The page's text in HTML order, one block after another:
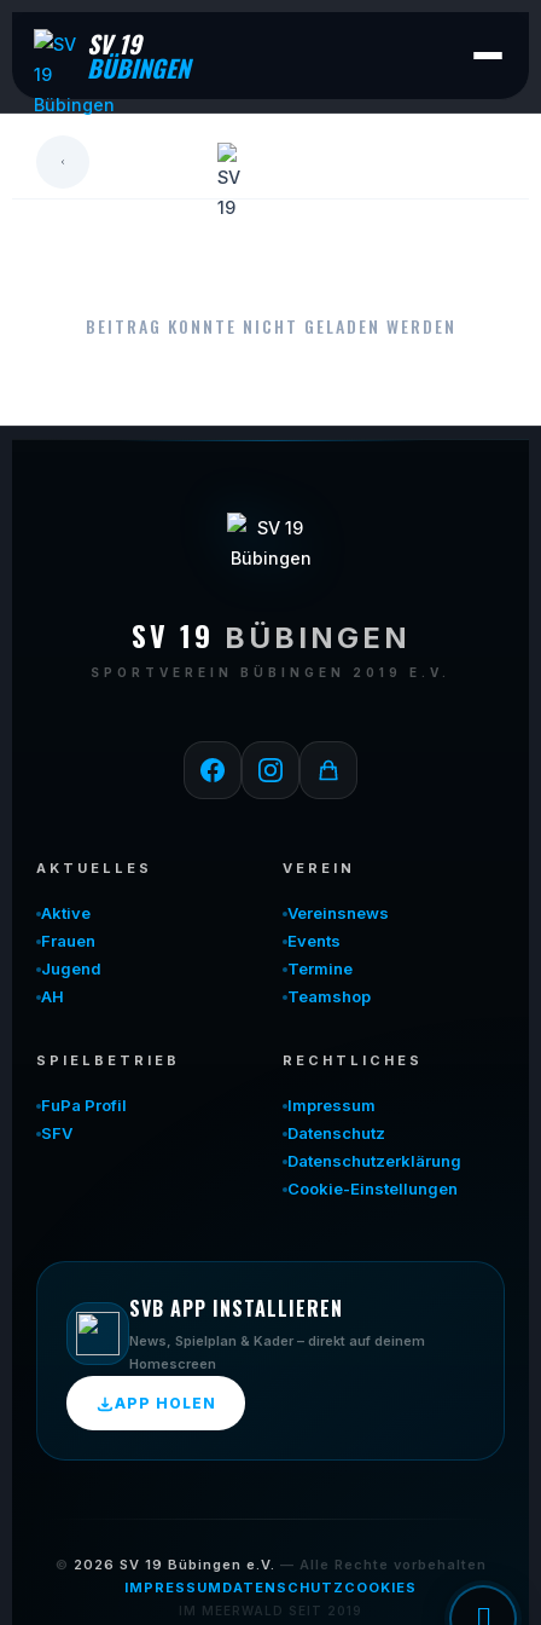
SV 19
BÜBINGEN
BEITRAG KONNTE NICHT GELADEN WERDEN
SV 19 BÜBINGEN
SPORTVEREIN BÜBINGEN 2019 E.V.
AKTUELLES
Aktive
Frauen
Jugend
AH
VEREIN
Vereinsnews
Events
Termine
Teamshop
SPIELBETRIEB
FuPa Profil
SFV
RECHTLICHES
Impressum
Datenschutz
Datenschutzerklärung
Cookie-Einstellungen
SVB APP INSTALLIEREN
News, Spielplan & Kader – direkt auf deinem
Homescreen
APP HOLEN
© 2026 SV 19 Bübingen e.V. — Alle Rechte vorbehalten
IMPRESSUM DATENSCHUTZ COOKIES
IM MEERWALD SEIT 2019